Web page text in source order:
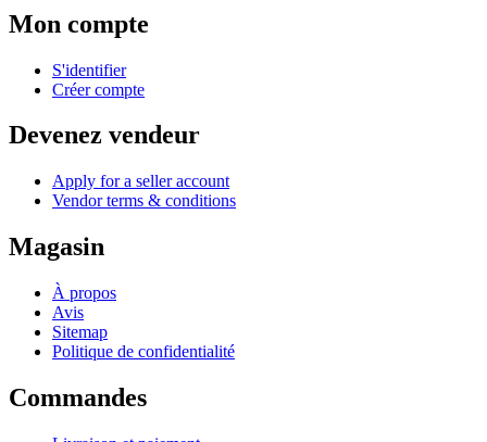
Mon compte
S'identifier
Créer compte
Devenez vendeur
Apply for a seller account
Vendor terms & conditions
Magasin
À propos
Avis
Sitemap
Politique de confidentialité
Commandes